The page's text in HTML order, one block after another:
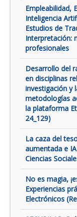
Empleabilidad,
Inteligencia
Estudios de
Interpretación:
profesionales
Desarrollo del
en disciplinas
investigación y
metodologías
la plataforma
24_129)
La caza del
aumentada e
Ciencias
No es magia,
Experiencias
Electrónicos